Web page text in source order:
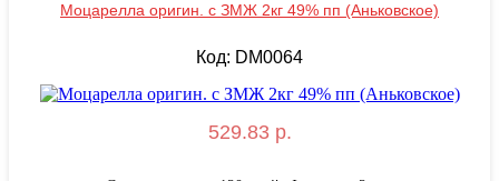
Моцарелла оригин. с ЗМЖ 2кг 49% пп (Аньковское)
Код: DM0064
529.83 р.